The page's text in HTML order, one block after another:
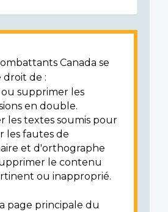
Canada se
droit de :
supprimer les
en double.
les textes soumis pour
les fautes de
et d'orthographe
le contenu
ou inapproprié.
page principale du